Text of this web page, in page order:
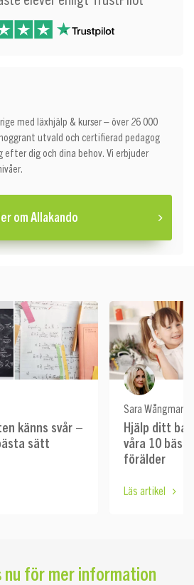
med läxhjälp & kurser – över 26 000
utvald och certifierad pedagog
efter dig och dina behov. Vi erbjuder
om Allakando
känns svår –
sätt
Sara Wångmar
Hjälp ditt
våra 10
förälder
Läs artikel
nu för mer information